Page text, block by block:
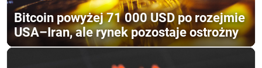
Bitcoin powyżej 71 000 USD po rozejmie
USA–Iran, ale rynek pozostaje ostrożny